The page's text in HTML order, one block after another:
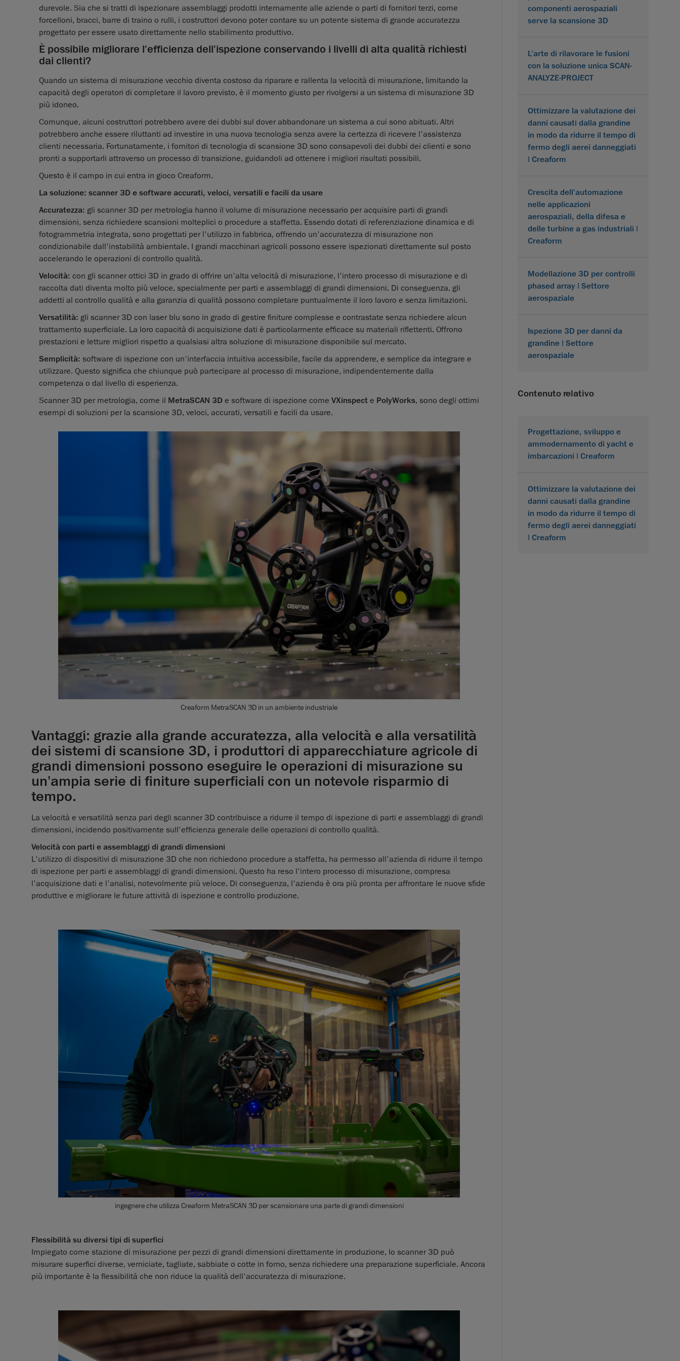
durevole. Sia che si tratti di ispezionare assemblaggi prodotti internamente alle aziende o parti di fornitori terzi, come
forcelloni, bracci, barre di traino o rulli, i costruttori devono poter contare su un potente sistema di grande accuratezza
progettato per essere usato direttamente nello stabilimento produttivo.
È possibile migliorare l'efficienza dell'ispezione conservando i livelli di alta qualità richiesti
dai clienti?
Quando un sistema di misurazione vecchio diventa costoso da riparare e rallenta la velocità di misurazione, limitando la
capacità degli operatori di completare il lavoro previsto, è il momento giusto per rivolgersi a un sistema di misurazione 3D
più idoneo.
Comunque, alcuni costruttori potrebbero avere dei dubbi sul dover abbandonare un sistema a cui sono abituati. Altri
potrebbero anche essere riluttanti ad investire in una nuova tecnologia senza avere la certezza di ricevere l'assistenza
clienti necessaria. Fortunatamente, i fornitori di tecnologia di scansione 3D sono consapevoli dei dubbi dei clienti e sono
pronti a supportarli attraverso un processo di transizione, guidandoli ad ottenere i migliori risultati possibili.
Questo è il campo in cui entra in gioco Creaform.
La soluzione: scanner 3D e software accurati, veloci, versatili e facili da usare
Accuratezza: gli scanner 3D per metrologia hanno il volume di misurazione necessario per acquisire parti di grandi
dimensioni, senza richiedere scansioni molteplici o procedure a staffetta. Essendo dotati di referenziazione dinamica e di
fotogrammetria integrata, sono progettati per l'utilizzo in fabbrica, offrendo un'accuratezza di misurazione non
condizionabile dall'instabilità ambientale. I grandi macchinari agricoli possono essere ispezionati direttamente sul posto
accelerando le operazioni di controllo qualità.
Velocità: con gli scanner ottici 3D in grado di offrire un'alta velocità di misurazione, l'intero processo di misurazione e di
raccolta dati diventa molto più veloce, specialmente per parti e assemblaggi di grandi dimensioni. Di conseguenza, gli
addetti al controllo qualità e alla garanzia di qualità possono completare puntualmente il loro lavoro e senza limitazioni.
Versatilità: gli scanner 3D con laser blu sono in grado di gestire finiture complesse e contrastate senza richiedere alcun
trattamento superficiale. La loro capacità di acquisizione dati è particolarmente efficace su materiali riflettenti. Offrono
prestazioni e letture migliori rispetto a qualsiasi altra soluzione di misurazione disponibile sul mercato.
Semplicità: software di ispezione con un'interfaccia intuitiva accessibile, facile da apprendere, e semplice da integrare e
utilizzare. Questo significa che chiunque può partecipare al processo di misurazione, indipendentemente dalla
competenza o dal livello di esperienza.
Scanner 3D per metrologia, come il MetraSCAN 3D e software di ispezione come VXinspect e PolyWorks, sono degli ottimi
esempi di soluzioni per la scansione 3D, veloci, accurati, versatili e facili da usare.
Creaform MetraSCAN 3D in un ambiente industriale
Vantaggi: grazie alla grande accuratezza, alla velocità e alla versatilità
dei sistemi di scansione 3D, i produttori di apparecchiature agricole di
grandi dimensioni possono eseguire le operazioni di misurazione su
un'ampia serie di finiture superficiali con un notevole risparmio di
tempo.
La velocità e versatilità senza pari degli scanner 3D contribuisce a ridurre il tempo di ispezione di parti e assemblaggi di grandi
dimensioni, incidendo positivamente sull'efficienza generale delle operazioni di controllo qualità.
Velocità con parti e assemblaggi di grandi dimensioni
L'utilizzo di dispositivi di misurazione 3D che non richiedono procedure a staffetta, ha permesso all'azienda di ridurre il tempo
di ispezione per parti e assemblaggi di grandi dimensioni. Questo ha reso l'intero processo di misurazione, compresa
l'acquisizione dati e l'analisi, notevolmente più veloce. Di conseguenza, l'azienda è ora più pronta per affrontare le nuove sfide
produttive e migliorare le future attività di ispezione e controllo produzione.
ingegnere che utilizza Creaform MetraSCAN 3D per scansionare una parte di grandi dimensioni
Flessibilità su diversi tipi di superfici
Impiegato come stazione di misurazione per pezzi di grandi dimensioni direttamente in produzione, lo scanner 3D può
misurare superfici diverse, verniciate, tagliate, sabbiate o cotte in forno, senza richiedere una preparazione superficiale. Ancora
più importante è la flessibilità che non riduce la qualità dell'accuratezza di misurazione.
componenti aerospaziali
serve la scansione 3D
L'arte di rilavorare le fusioni
con la soluzione unica SCAN-
ANALYZE-PROJECT
Ottimizzare la valutazione dei
danni causati dalla grandine
in modo da ridurre il tempo di
fermo degli aerei danneggiati
| Creaform
Crescita dell'automazione
nelle applicazioni
aerospaziali, della difesa e
delle turbine a gas industriali |
Creaform
Modellazione 3D per controlli
phased array | Settore
aerospaziale
Ispezione 3D per danni da
grandine | Settore
aerospaziale
Contenuto relativo
Progettazione, sviluppo e
ammodernamento di yacht e
imbarcazioni | Creaform
Ottimizzare la valutazione dei
danni causati dalla grandine
in modo da ridurre il tempo di
fermo degli aerei danneggiati
| Creaform